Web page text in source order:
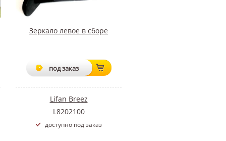
Зеркало левое в сборе
под заказ
Lifan Breez
L8202100
доступно под заказ